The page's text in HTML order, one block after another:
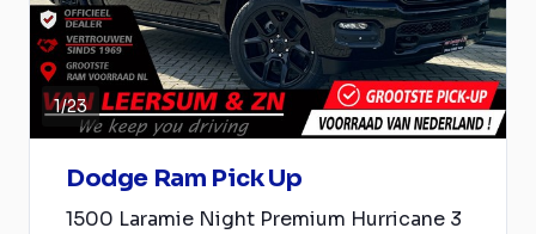
1/23
Dodge Ram Pick Up
1500 Laramie Night Premium Hurricane 3